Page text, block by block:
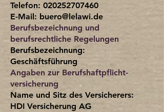
Telefon: 020252707460
E-Mail: buero@lelawi.de
Berufsbezeichnung und
berufsrechtliche Regelungen
Berufsbezeichnung:
Geschäftsführung
Angaben zur Berufs­haftpflicht­
versicherung
Name und Sitz des Versicherers:
HDI Versicherung AG